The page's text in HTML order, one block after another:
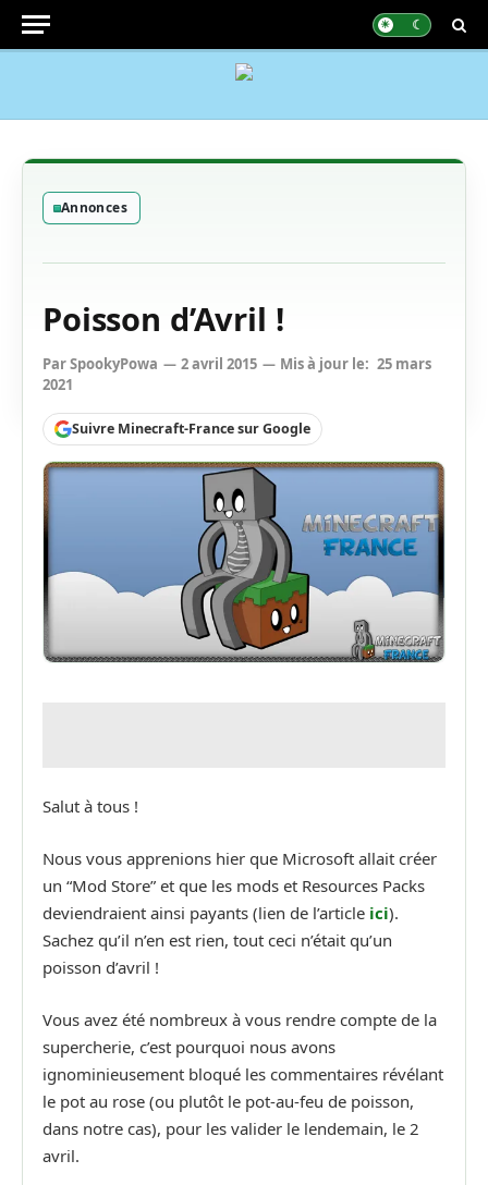
Annonces
Poisson d’Avril !
ParSpookyPowa 2 avril 2015 Mis à jour le: 25 mars
2021
Suivre Minecraft-France sur Google
Salut à tous !
Nous vous apprenions hier que Microsoft allait créer
un “Mod Store” et que les mods et Resources Packs
deviendraient ainsi payants (lien de l’article ici).
Sachez qu’il n’en est rien, tout ceci n’était qu’un
poisson d’avril !
Vous avez été nombreux à vous rendre compte de la
supercherie, c’est pourquoi nous avons
ignominieusement bloqué les commentaires révélant
le pot au rose (ou plutôt le pot-au-feu de poisson,
dans notre cas), pour les valider le lendemain, le 2
avril.